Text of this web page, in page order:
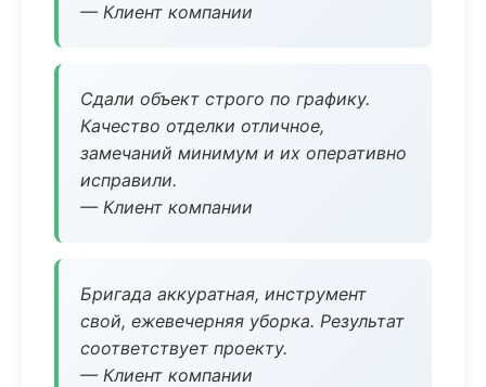
— Клиент компании
Сдали объект строго по графику.
Качество отделки отличное,
замечаний минимум и их оперативно
исправили.
— Клиент компании
Бригада аккуратная, инструмент
свой, ежевечерняя уборка. Результат
соответствует проекту.
— Клиент компании